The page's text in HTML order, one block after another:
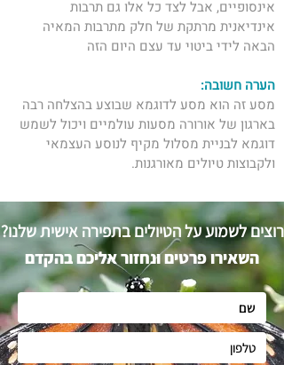
אינסופיים, אבל לצד כל אלו גם תרבות
אינדיאנית מרתקת של חלק מתרבות המאיה
הבאה לידי ביטוי עד עצם היום הזה
הערה חשובה:
מסע זה הוא מסע לדוגמא שבוצע בהצלחה רבה
בארגון של ​אורורה מסעות עולמיים ויכול לשמש
דוגמא לבניית מסלול מקיף לנוסע העצמאי
ולקבוצות טיולים מאורגנות.
רוצים לשמוע על הטיולים בתפירה אישית שלנו?
השאירו פרטים ונחזור אליכם בהקדם